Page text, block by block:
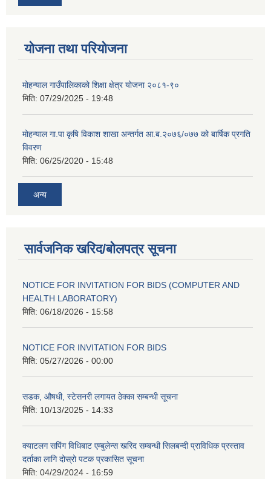
योजना तथा परियोजना
मोहन्याल गाउँपालिकाको शिक्षा क्षेत्र योजना २०८१-९०
मिति: 07/29/2025 - 19:48
मोहन्याल गा.पा कृषि विकाश शाखा अन्तर्गत आ.ब.२०७६/०७७ को बार्षिक प्रगति
विवरण
मिति: 06/25/2020 - 15:48
अन्य
सार्वजनिक खरिद/बोलपत्र सूचना
NOTICE FOR INVITATION FOR BIDS (COMPUTER AND
HEALTH LABORATORY)
मिति: 06/18/2026 - 15:58
NOTICE FOR INVITATION FOR BIDS
मिति: 05/27/2026 - 00:00
सडक, औषधी, स्टेसनरी लगायत ठेक्का सम्बन्धी सूचना
मिति: 10/13/2025 - 14:33
क्याटलग सपिंग विधिबाट एम्बुलेन्स खरिद सम्बन्धी सिलबन्दी प्राविधिक प्रस्ताव
दर्ताका लागि दोस्रो पटक प्रकासित सूचना
मिति: 04/29/2024 - 16:59